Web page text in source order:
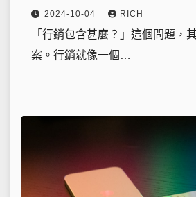
2024-10-04 RICH
「行銷包含甚麼？」這個問題，
案。行銷就像一個…